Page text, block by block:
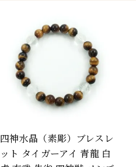
四神水晶（素彫）ブレスレ
ット タイガーアイ 青龍 白